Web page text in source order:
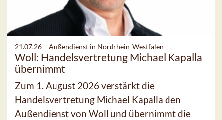
21.07.26 – Außendienst in Nordrhein-Westfalen
Woll: Handelsvertretung Michael Kapalla
übernimmt
Zum 1. August 2026 verstärkt die
Handelsvertretung Michael Kapalla den
Außendienst von Woll und übernimmt die